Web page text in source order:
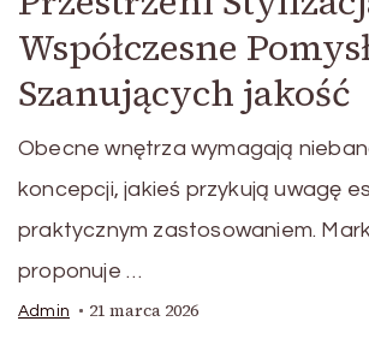
Współczesne
Szanujących jakość
Obecne wnętrza wymagają
koncepcji, jakieś przykują uwagę
praktycznym zastosowaniem.
proponuje …
Admin 21 marca 2026